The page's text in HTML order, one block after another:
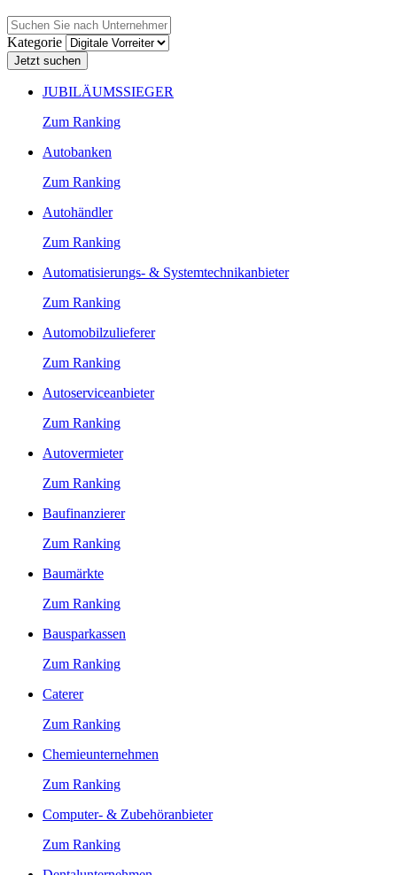
Kategorie
JUBILÄUMSSIEGER
Zum Ranking
Autobanken
Zum Ranking
Autohändler
Zum Ranking
Automatisierungs- & Systemtechnikanbieter
Zum Ranking
Automobilzulieferer
Zum Ranking
Autoserviceanbieter
Zum Ranking
Autovermieter
Zum Ranking
Baufinanzierer
Zum Ranking
Baumärkte
Zum Ranking
Bausparkassen
Zum Ranking
Caterer
Zum Ranking
Chemieunternehmen
Zum Ranking
Computer- & Zubehöranbieter
Zum Ranking